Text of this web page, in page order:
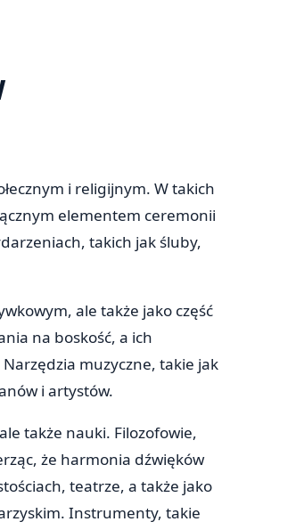
i religijnym. W takich
elementem ceremonii
takich jak śluby,
ale także jako część
na boskość, a ich
muzyczne, takie jak
i artystów.
także nauki. Filozofowie,
że harmonia dźwięków
teatrze, a także jako
Instrumenty, takie